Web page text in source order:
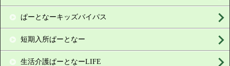
ぱーとなーキッズバイパス
短期入所ぱーとなー
生活介護ぱーとなーLIFE